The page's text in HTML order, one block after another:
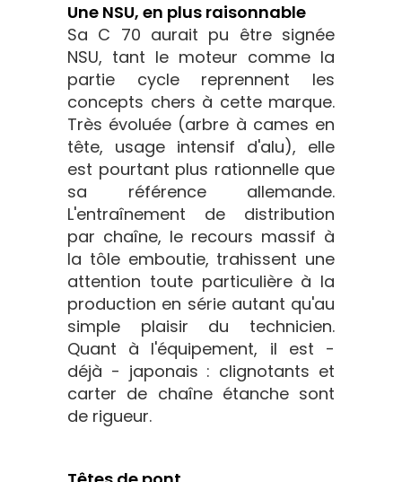
Une NSU, en plus raisonnable
Sa C 70 aurait pu être signée
NSU, tant le moteur comme la
partie cycle reprennent les
concepts chers à cette marque.
Très évoluée (arbre à cames en
tête, usage intensif d'alu), elle
est pourtant plus rationnelle que
sa référence allemande.
L'entraînement de distribution
par chaîne, le recours massif à
la tôle emboutie, trahissent une
attention toute particulière à la
production en série autant qu'au
simple plaisir du technicien.
Quant à l'équipement, il est -
déjà - japonais : clignotants et
carter de chaîne étanche sont
de rigueur.